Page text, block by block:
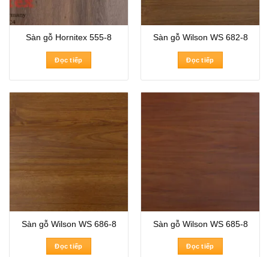
Sàn gỗ Hornitex 555-8
Đọc tiếp
Sàn gỗ Wilson WS 682-8
Đọc tiếp
Sàn gỗ Wilson WS 686-8
Đọc tiếp
Sàn gỗ Wilson WS 685-8
Đọc tiếp